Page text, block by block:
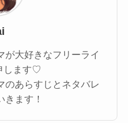
が大好きなフリーライ
します♡
のあらすじとネタバレ
きます！